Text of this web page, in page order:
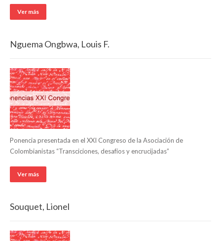
Ver más
Nguema Ongbwa, Louis F.
Ponencia presentada en el XXI Congreso de la Asociación de
Colombianistas “Transciciones, desafíos y encrucijadas”
Ver más
Souquet, Lionel